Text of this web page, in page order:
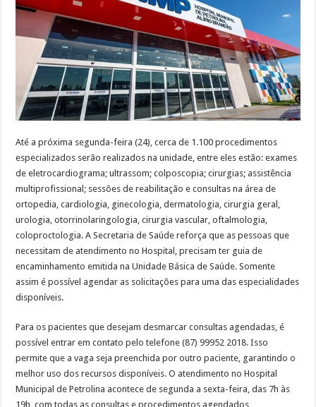
Até a próxima segunda-feira (24), cerca de 1.100 procedimentos
especializados serão realizados na unidade, entre eles estão: exames
de eletrocardiograma; ultrassom; colposcopia; cirurgias; assistência
multiprofissional; sessões de reabilitação e consultas na área de
ortopedia, cardiologia, ginecologia, dermatologia, cirurgia geral,
urologia, otorrinolaringologia, cirurgia vascular, oftalmologia,
coloproctologia. A Secretaria de Saúde reforça que as pessoas que
necessitam de atendimento no Hospital, precisam ter guia de
encaminhamento emitida na Unidade Básica de Saúde. Somente
assim é possível agendar as solicitações para uma das especialidades
disponíveis.
Para os pacientes que desejam desmarcar consultas agendadas, é
possível entrar em contato pelo telefone (87) 99952 2018. Isso
permite que a vaga seja preenchida por outro paciente, garantindo o
melhor uso dos recursos disponíveis. O atendimento no Hospital
Municipal de Petrolina acontece de segunda a sexta-feira, das 7h às
19h, com todas as consultas e procedimentos agendados